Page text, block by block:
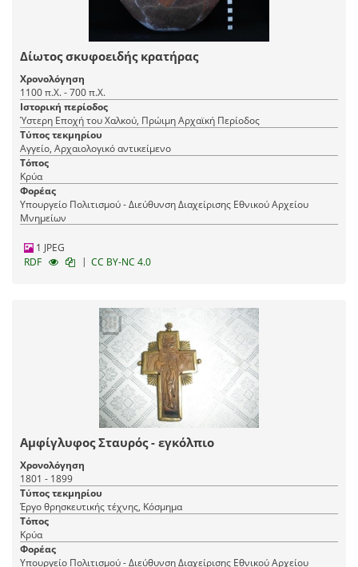
Δίωτος σκυφοειδής κρατήρας
Χρονολόγηση
1100 π.Χ. - 700 π.Χ.
Ιστορική περίοδος
Ύστερη Εποχή του Χαλκού, Πρώιμη Αρχαϊκή Περίοδος
Τύπος τεκμηρίου
Αγγείο, Αρχαιολογικό αντικείμενο
Τόπος
Κρύα
Φορέας
Υπουργείο Πολιτισμού - Διεύθυνση Διαχείρισης Εθνικού Αρχείου
Μνημείων
1 JPEG
RDF
| CC BY-NC 4.0
Αμφίγλυφος Σταυρός - εγκόλπιο
Χρονολόγηση
1801 - 1899
Τύπος τεκμηρίου
Έργο θρησκευτικής τέχνης, Κόσμημα
Τόπος
Κρύα
Φορέας
Υπουργείο Πολιτισμού - Διεύθυνση Διαχείρισης Εθνικού Αρχείου